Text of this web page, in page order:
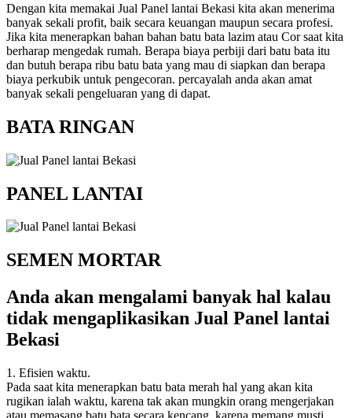
Dengan kita memakai Jual Panel lantai Bekasi kita akan menerima
banyak sekali profit, baik secara keuangan maupun secara profesi.
Jika kita menerapkan bahan bahan batu bata lazim atau Cor saat kita
berharap mengedak rumah. Berapa biaya perbiji dari batu bata itu
dan butuh berapa ribu batu bata yang mau di siapkan dan berapa
biaya perkubik untuk pengecoran. percayalah anda akan amat
banyak sekali pengeluaran yang di dapat.
BATA RINGAN
PANEL LANTAI
SEMEN MORTAR
Anda akan mengalami banyak hal kalau
tidak mengaplikasikan Jual Panel lantai
Bekasi
1. Efisien waktu.
Pada saat kita menerapkan batu bata merah hal yang akan kita
rugikan ialah waktu, karena tak akan mungkin orang mengerjakan